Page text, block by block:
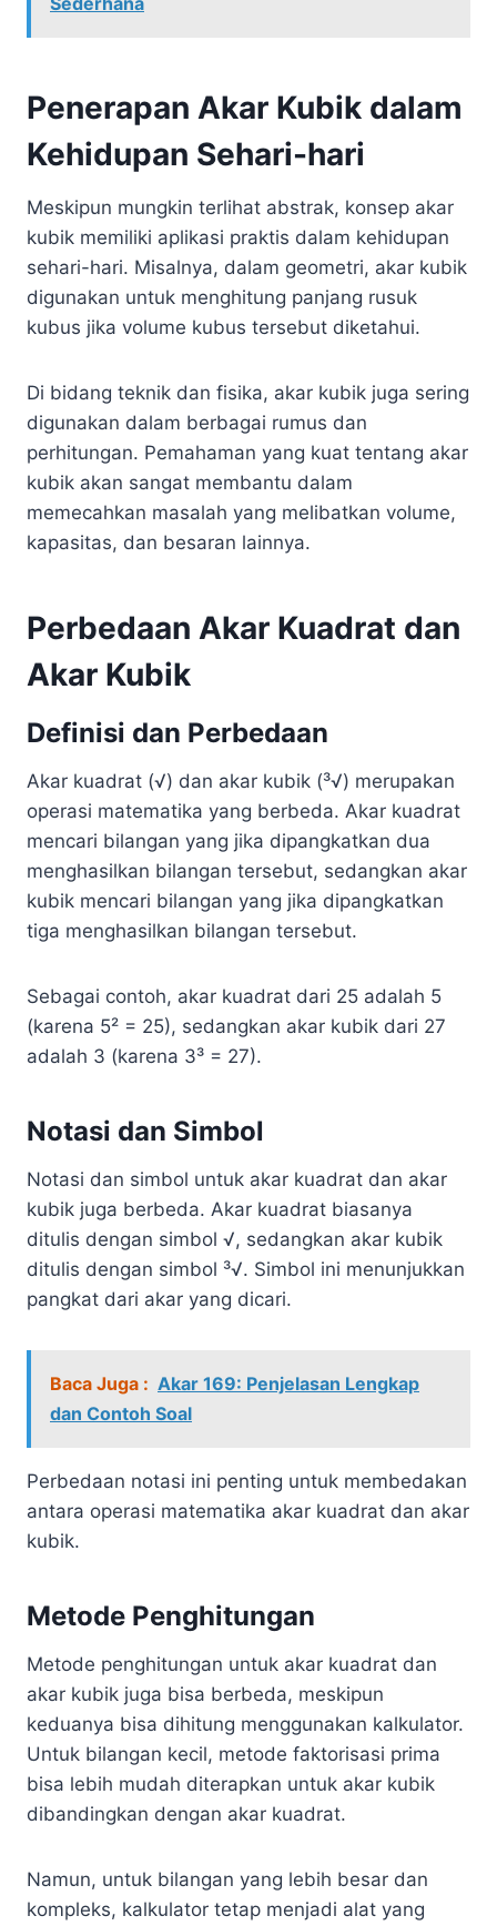
Penerapan Akar Kubik dalam
Kehidupan Sehari-hari
Meskipun mungkin terlihat abstrak, konsep akar
kubik memiliki aplikasi praktis dalam kehidupan
sehari-hari. Misalnya, dalam geometri, akar kubik
digunakan untuk menghitung panjang rusuk
kubus jika volume kubus tersebut diketahui.
Di bidang teknik dan fisika, akar kubik juga sering
digunakan dalam berbagai rumus dan
perhitungan. Pemahaman yang kuat tentang akar
kubik akan sangat membantu dalam
memecahkan masalah yang melibatkan volume,
kapasitas, dan besaran lainnya.
Perbedaan Akar Kuadrat dan
Akar Kubik
Definisi dan Perbedaan
Akar kuadrat (√) dan akar kubik (³√) merupakan
operasi matematika yang berbeda. Akar kuadrat
mencari bilangan yang jika dipangkatkan dua
menghasilkan bilangan tersebut, sedangkan akar
kubik mencari bilangan yang jika dipangkatkan
tiga menghasilkan bilangan tersebut.
Sebagai contoh, akar kuadrat dari 25 adalah 5
(karena 5² = 25), sedangkan akar kubik dari 27
adalah 3 (karena 3³ = 27).
Notasi dan Simbol
Notasi dan simbol untuk akar kuadrat dan akar
kubik juga berbeda. Akar kuadrat biasanya
ditulis dengan simbol √, sedangkan akar kubik
ditulis dengan simbol ³√. Simbol ini menunjukkan
pangkat dari akar yang dicari.
Baca Juga : Akar 169: Penjelasan Lengkap
dan Contoh Soal
Perbedaan notasi ini penting untuk membedakan
antara operasi matematika akar kuadrat dan akar
kubik.
Metode Penghitungan
Metode penghitungan untuk akar kuadrat dan
akar kubik juga bisa berbeda, meskipun
keduanya bisa dihitung menggunakan kalkulator.
Untuk bilangan kecil, metode faktorisasi prima
bisa lebih mudah diterapkan untuk akar kubik
dibandingkan dengan akar kuadrat.
Namun, untuk bilangan yang lebih besar dan
kompleks, kalkulator tetap menjadi alat yang